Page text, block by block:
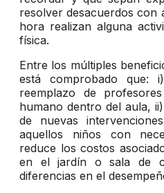
resolver desacuerdos con
hora realizan alguna
física.
Entre los múltiples
está comprobado que:
reemplazo de
humano dentro del aula,
de nuevas
aquellos niños con
reduce los costos
en el jardín o sala de
diferencias en el